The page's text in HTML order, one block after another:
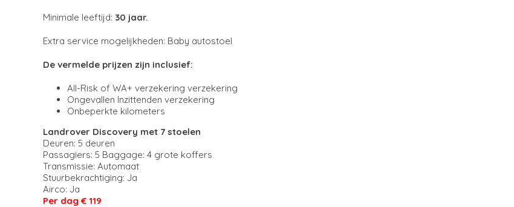
Minimale leeftijd: 30 jaar.
Extra service mogelijkheden: Baby autostoel
De vermelde prijzen zijn inclusief:
All-Risk of WA+ verzekering verzekering
Ongevallen Inzittenden verzekering
Onbeperkte kilometers
Landrover Discovery met 7 stoelen
Deuren: 5 deuren
Passagiers: 5 Baggage: 4 grote koffers
Transmissie: Automaat
Stuurbekrachtiging: Ja
Airco: Ja
Per dag € 119